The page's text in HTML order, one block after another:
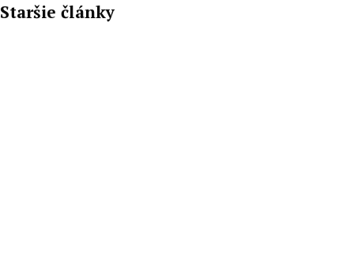
Staršie články